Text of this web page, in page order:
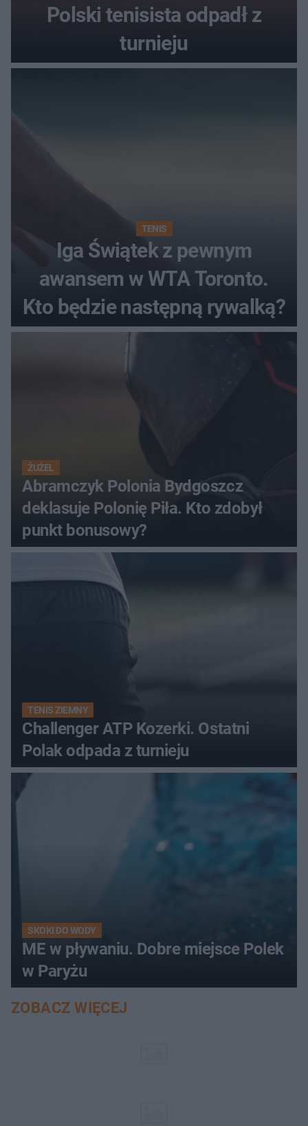
Polski tenisista odpadł z
turnieju
TENIS
Iga Świątek z pewnym
awansem w WTA Toronto.
Kto będzie następną rywalką?
ŻUŻEL
Abramczyk Polonia Bydgoszcz
deklasuje Polonię Piła. Kto zdobył
punkt bonusowy?
TENIS ZIEMNY
Challenger ATP Kozerki. Ostatni
Polak odpada z turnieju
SKOKI DO WODY
ME w pływaniu. Dobre miejsce Polek
w Paryżu
ZOBACZ WIĘCEJ